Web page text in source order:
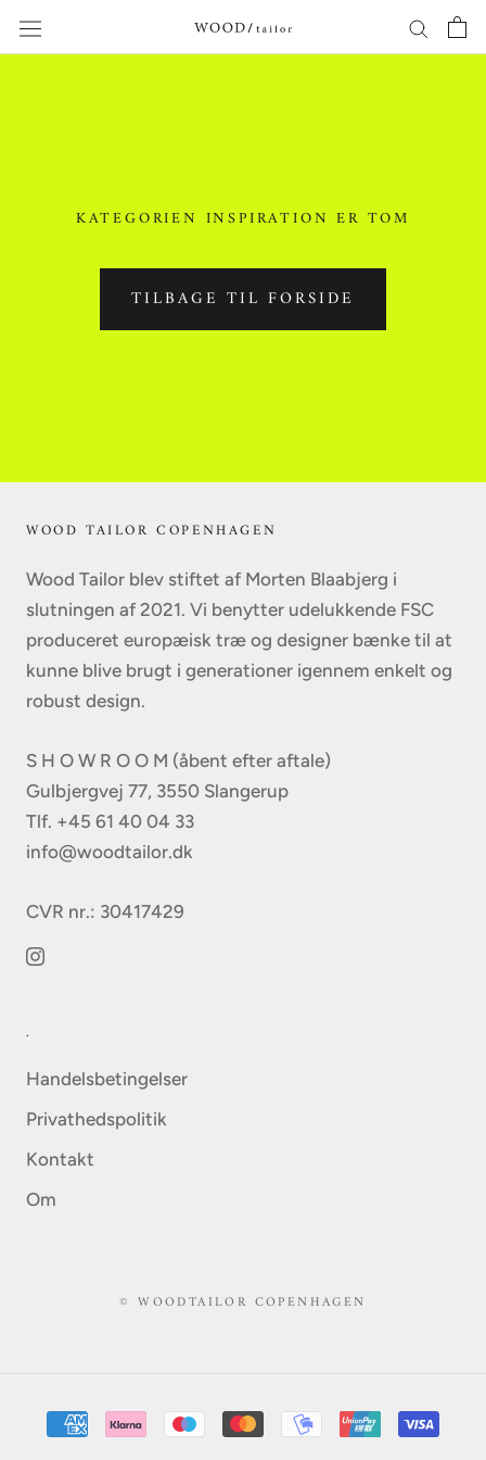
KATEGORIEN INSPIRATION ER TOM
TILBAGE TIL FORSIDE
WOOD TAILOR COPENHAGEN
Wood Tailor blev stiftet af Morten Blaabjerg i
slutningen af 2021. Vi benytter udelukkende FSC
produceret europæisk træ og designer bænke til at
kunne blive brugt i generationer igennem enkelt og
robust design.
S H O W R O O M (åbent efter aftale)
Gulbjergvej 77, 3550 Slangerup
Tlf. +45 61 40 04 33
info@woodtailor.dk
CVR nr.: 30417429
.
Handelsbetingelser
Privathedspolitik
Kontakt
Om
© WOODTAILOR COPENHAGEN